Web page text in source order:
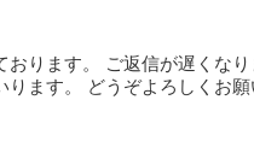
おります。 ご返信が遅くな
ます。 どうぞよろしくお願